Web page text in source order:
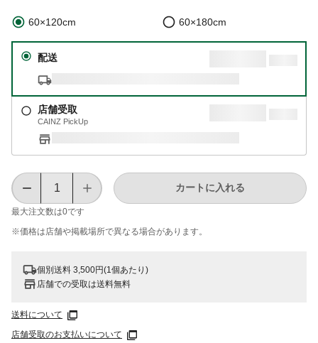
60×120cm 60×180cm
配送
店舗受取
CAINZ PickUp
最大注文数は0です
カートに入れる
※価格は​店舗や​掲載場所で​異なる​場合が​あります。
個別送料 3,500円(1個あたり)
店舗での受取は送料無料
送料について
店舗受取のお支払いについて